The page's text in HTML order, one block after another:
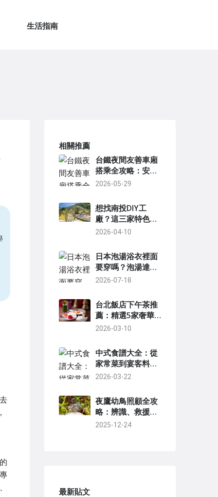
生活指南
相關推薦
台鐵夜間友善車廂
搭乘全攻略：安
全、舒適、省錢的
2026-05-29
想找南投DIY工
廠？這三家特色體
驗讓你玩到不想回
2026-04-10
日本泡湯浴衣裡面
要穿嗎？泡湯達人
完整解答浴衣穿搭
2026-07-18
台北飯店下午茶推
薦：精選5家奢華
體驗與實用指南
2026-03-10
中式食譜大全：從
家常菜到宴客料理
的終極指南
2026-03-22
夜鷹幼鳥照顧全攻
略：辨識、救援與
飼養指南
2025-12-24
最新貼文